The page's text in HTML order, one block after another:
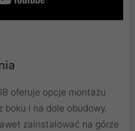
oferuje opcje montażu
boku i na dole obudowy.
zainstalować na górze